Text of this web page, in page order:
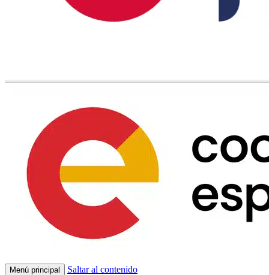
Menú principal Saltar al contenido